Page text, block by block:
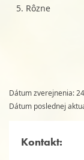
Rôzne
Dátum zverejnenia:
Dátum poslednej
Kontakt: